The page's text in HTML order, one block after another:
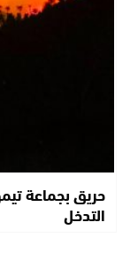
حريق بجماعة
التدخل